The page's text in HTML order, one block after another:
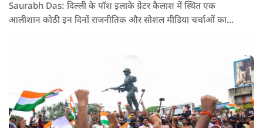
Saurabh Das: दिल्ली के पॉश इलाके ग्रेटर कैलाश में स्थित एक
आलीशान कोठी इन दिनों राजनीतिक और सोशल मीडिया चर्चाओं का